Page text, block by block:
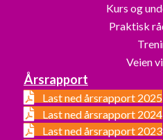
Kurs og
Praktisk
Veien
Årsrapport
Last ned årsrapport 2025
Last ned årsrapport 2024
Last ned årsrapport 2023